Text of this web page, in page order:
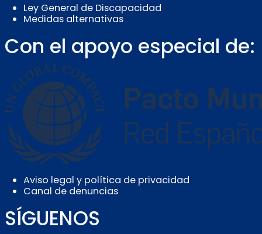
Ley General de Discapacidad
Medidas alternativas
Con el apoyo especial de:
Aviso legal y política de privacidad
Canal de denuncias
SÍGUENOS